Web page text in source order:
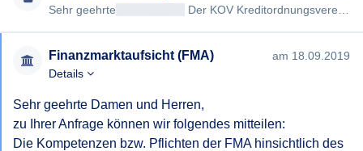
Sehr geehrte
Der KOV Kreditordnungsverein begehrt die Erteilung folgender Auskunft (gemäß §§ 2, 3 Aus…
Finanzmarktaufsicht (FMA)
am 18.09.2019
Details
Sehr geehrte Damen und Herren,
zu Ihrer Anfrage können wir folgendes mitteilen:
Die Kompetenzen bzw. Pflichten der FMA hinsichtlich des